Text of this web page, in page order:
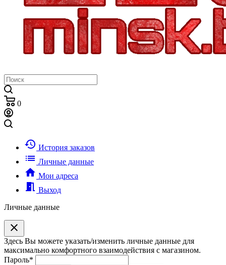
0
history История заказов
list Личные данные
home Мои адреса
meeting_room Выход
Личные данные
clear
Здесь Вы можете указать/изменить личные данные для
максимально комфортного взаимодействия с магазином.
Пароль*